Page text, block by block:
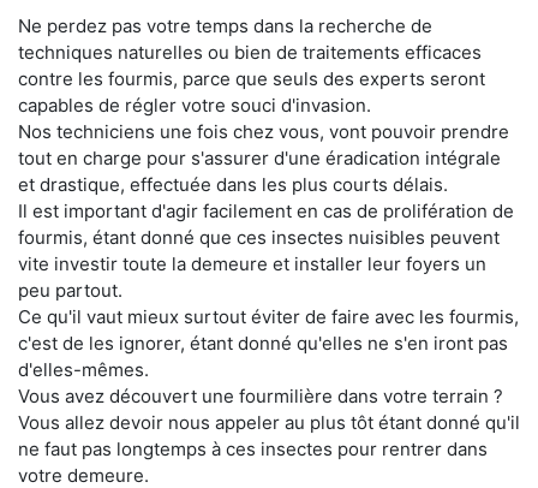
Ne perdez pas votre temps dans la recherche de
techniques naturelles ou bien de traitements efficaces
contre les fourmis, parce que seuls des experts seront
capables de régler votre souci d'invasion.
Nos techniciens une fois chez vous, vont pouvoir prendre
tout en charge pour s'assurer d'une éradication intégrale
et drastique, effectuée dans les plus courts délais.
Il est important d'agir facilement en cas de prolifération de
fourmis, étant donné que ces insectes nuisibles peuvent
vite investir toute la demeure et installer leur foyers un
peu partout.
Ce qu'il vaut mieux surtout éviter de faire avec les fourmis,
c'est de les ignorer, étant donné qu'elles ne s'en iront pas
d'elles-mêmes.
Vous avez découvert une fourmilière dans votre terrain ?
Vous allez devoir nous appeler au plus tôt étant donné qu'il
ne faut pas longtemps à ces insectes pour rentrer dans
votre demeure.